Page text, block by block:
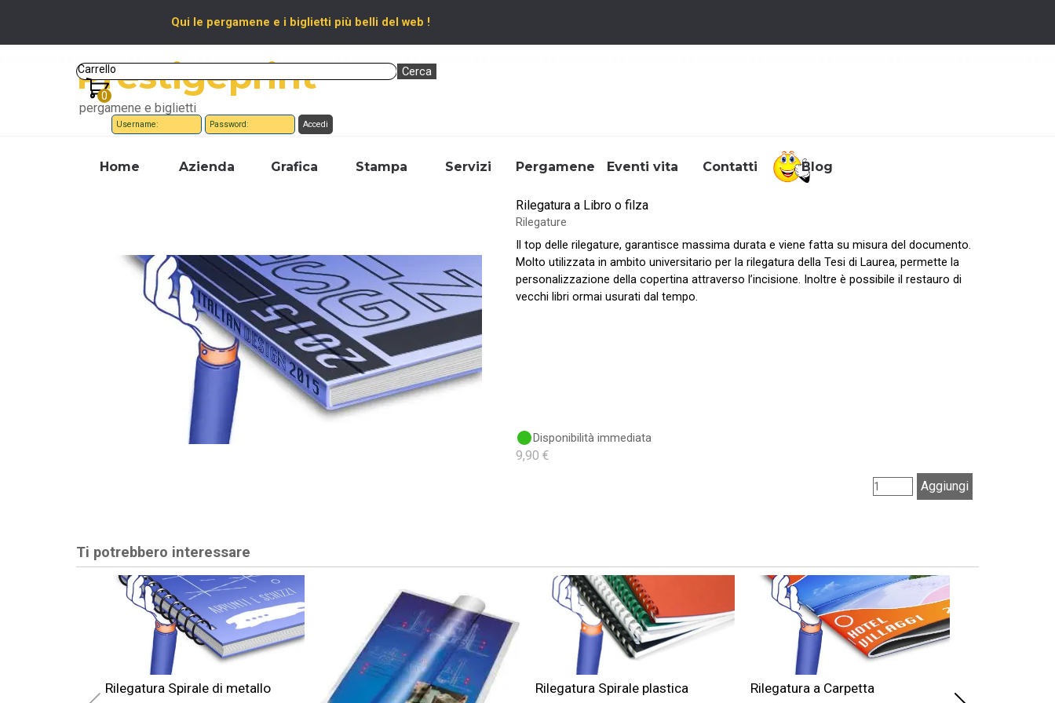
Qui le pergamene e i biglietti più belli del web !
Prestigeprint Cerca
Carrello
pergamene e biglietti
Salta menù
Home Azienda Grafica ▼
Stampa ▼
Servizi ▼
Pergamene Eventi vita ▼
Contatti ▼
Blog
Rilegatura a Libro o filza
Rilegature
Il top delle rilegature, garantisce massima durata e viene fatta su misura del documento.
Molto utilizzata in ambito universitario per la rilegatura della Tesi di Laurea, permette la
personalizzazione della copertina attraverso l’incisione. Inoltre è possibile il restauro di
vecchi libri ormai usurati dal tempo.
Disponibilità immediata
9,90 €
Aggiungi
Ti potrebbero interessare
Rilegatura Spirale di metallo Rilegatura Spirale plastica Rilegatura a Carpetta